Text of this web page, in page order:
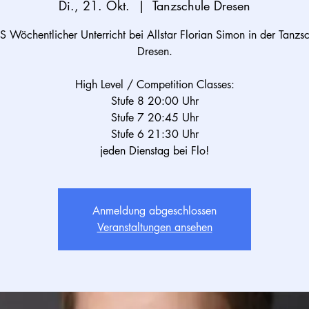
Di., 21. Okt.
  |
Tanzschule Dresen
Wöchentlicher Unterricht bei Allstar Florian Simon in der
Dresen.
High Level / Competition Classes:
Stufe 8 20:00 Uhr
Stufe 7 20:45 Uhr
Stufe 6 21:30 Uhr
Anmeldung abgeschlossen
Veranstaltungen ansehen